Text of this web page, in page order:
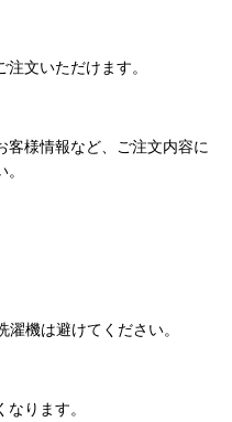
文いただけます。
様情報など、ご注文内容に
機は避けてください。
ります。